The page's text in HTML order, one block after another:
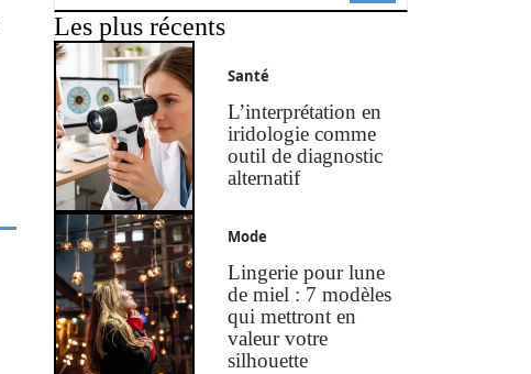
Les plus récents
Santé
L’interprétation en
iridologie comme
outil de diagnostic
alternatif
Mode
Lingerie pour lune
de miel : 7 modèles
qui mettront en
valeur votre
silhouette